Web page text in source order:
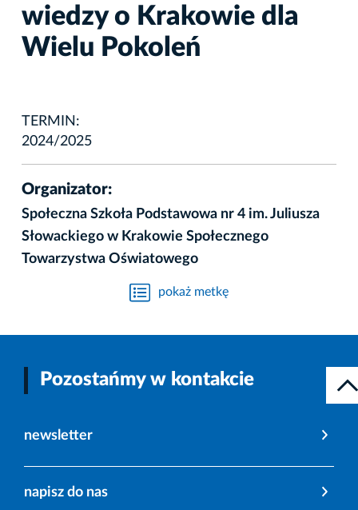
wiedzy o Krakowie dla
Wielu Pokoleń
TERMIN:
2024/2025
Organizator:
Społeczna Szkoła Podstawowa nr 4 im. Juliusza
Słowackiego w Krakowie Społecznego
Towarzystwa Oświatowego
pokaż metkę
Pozostańmy w kontakcie
newsletter
napisz do nas